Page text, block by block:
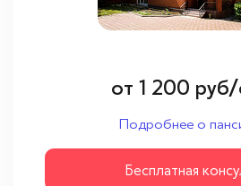
Добавить пансионат
Новости
от 1 200 руб/
Подробнее о
Бесплатная